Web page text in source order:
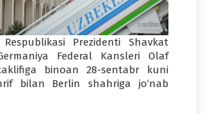
Respublikasi Prezidenti Shavkat
Federal Kansleri Olaf
binoan 28-sentabr kuni
bilan Berlin shahriga jo‘nab